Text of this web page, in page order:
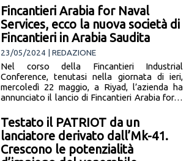
Fincantieri Arabia for Naval
Services, ecco la nuova società di
Fincantieri in Arabia Saudita
23/05/2024 | REDAZIONE
Nel corso della Fincantieri Industrial
Conference, tenutasi nella giornata di ieri,
mercoledì 22 maggio, a Riyad, l’azienda ha
annunciato il lancio di Fincantieri Arabia for…
Testato il PATRIOT da un
lanciatore derivato dall’Mk-41.
Crescono le potenzialità